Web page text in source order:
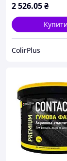
2 526.05₴
Купити
ColirPlus